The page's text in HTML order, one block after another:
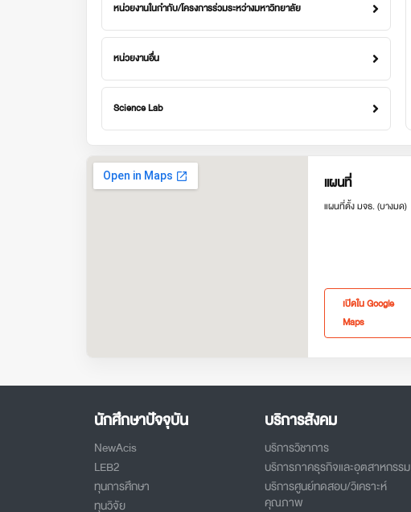
หน่วยงานในกำกับ/โครงการร่วมระหว่างมหาวิทยาลัย
หน่วยงานอื่น
Science Lab
แผนที่
แผนที่ตั้ง มจธ. (บางมด)
เปิดใน Google
Maps
นักศึกษาปัจจุบัน
NewAcis
LEB2
ทุนการศึกษา
ทุนวิจัย
บริการสังคม
บริการวิชาการ
บริการภาคธุรกิจและอุตสาหกรรม
บริการศูนย์ทดสอบ/วิเคราะห์
คุณภาพ